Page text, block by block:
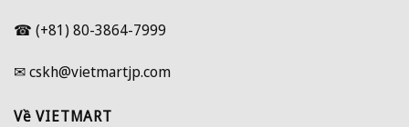
☎ (+81) 80-3864-7999
✉ cskh@vietmartjp.com
Về VIETMART